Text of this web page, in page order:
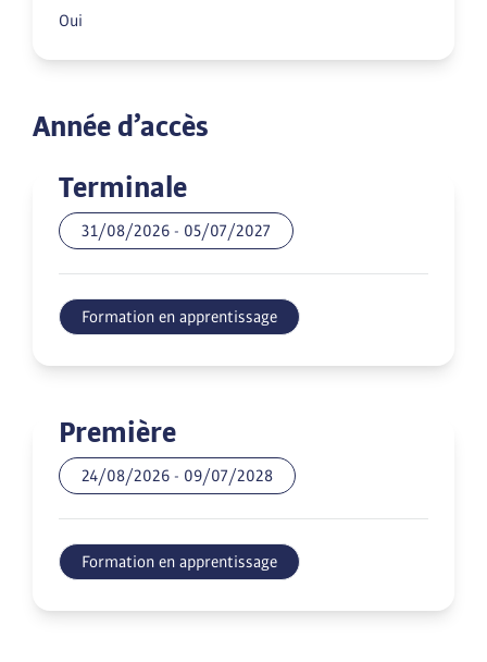
Oui
Année d’accès
Terminale
31/08/2026 - 05/07/2027
Formation en apprentissage
Première
24/08/2026 - 09/07/2028
Formation en apprentissage